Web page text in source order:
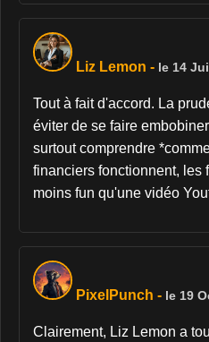
Liz Lemon - le 14
Tout à fait d'accord. La
éviter de se faire
surtout comprendre
financiers fonctionnent, les
moins fun qu'une vidéo
PixelPunch - le 19
Clairement, Liz Lemon a